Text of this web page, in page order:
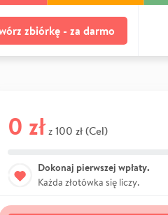
zbiórkę - za darmo
0 zł z 100 zł (Cel)
Dokonaj pierwszej wpłaty.
Każda złotówka się liczy.